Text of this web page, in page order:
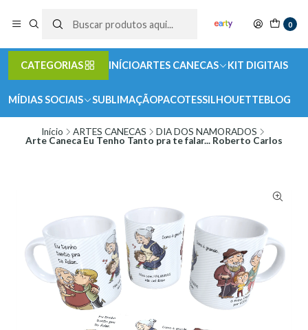
0
CATEGORIAS INÍCIOARTES CANECAS KIT DIGITAIS
MÍDIAS SOCIAIS SUBLIMAÇÃOPACOTESSILHOUETTEBLOG
Início ARTES CANECAS
DIA DOS NAMORADOS
Arte Caneca Eu Tenho Tanto pra te falar... Roberto Carlos